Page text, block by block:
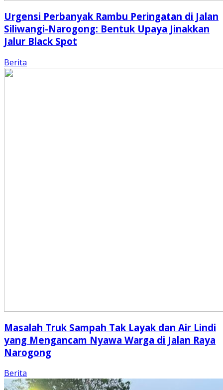
Urgensi Perbanyak Rambu Peringatan di Jalan
Siliwangi-Narogong: Bentuk Upaya Jinakkan
Jalur Black Spot
Berita
Masalah Truk Sampah Tak Layak dan Air Lindi
yang Mengancam Nyawa Warga di Jalan Raya
Narogong
Berita